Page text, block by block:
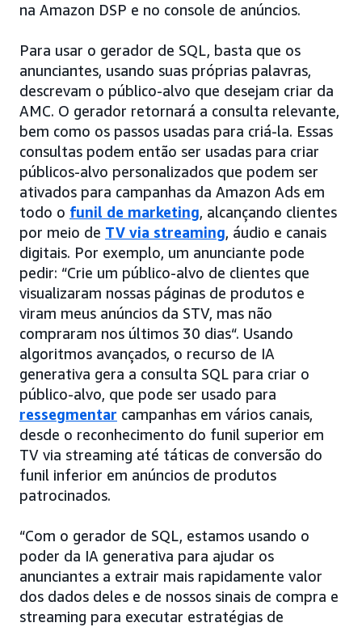
na Amazon DSP e no console de anúncios.
Para usar o gerador de SQL, basta que os
anunciantes, usando suas próprias palavras,
descrevam o público-alvo que desejam criar da
AMC. O gerador retornará a consulta relevante,
bem como os passos usadas para criá-la. Essas
consultas podem então ser usadas para criar
públicos-alvo personalizados que podem ser
ativados para campanhas da Amazon Ads em
todo o funil de marketing, alcançando clientes
por meio de TV via streaming, áudio e canais
digitais. Por exemplo, um anunciante pode
pedir: “Crie um público-alvo de clientes que
visualizaram nossas páginas de produtos e
viram meus anúncios da STV, mas não
compraram nos últimos 30 dias“. Usando
algoritmos avançados, o recurso de IA
generativa gera a consulta SQL para criar o
público-alvo, que pode ser usado para
ressegmentar campanhas em vários canais,
desde o reconhecimento do funil superior em
TV via streaming até táticas de conversão do
funil inferior em anúncios de produtos
patrocinados.
“Com o gerador de SQL, estamos usando o
poder da IA generativa para ajudar os
anunciantes a extrair mais rapidamente valor
dos dados deles e de nossos sinais de compra e
streaming para executar estratégias de